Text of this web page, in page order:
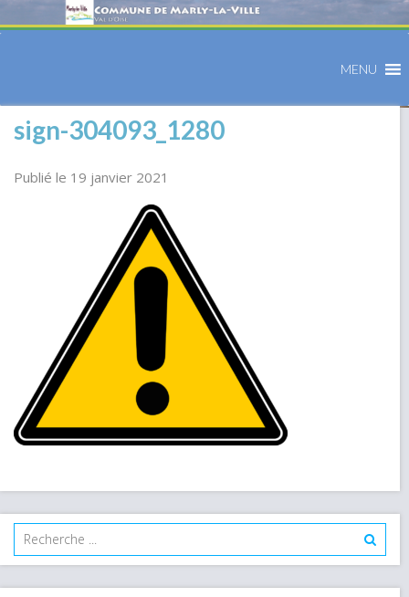
MENU
sign-304093_1280
Publié le 19 janvier 2021